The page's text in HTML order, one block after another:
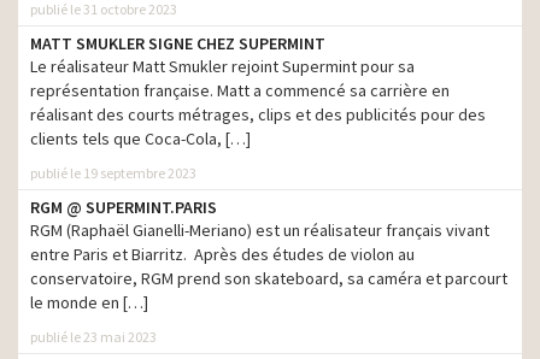
Extra
Jardiland – C’est que du
bien-être
production
Naturalia – Soyez libre
d’être nature
production
Citroën C4 Cactus
Renault #ZOECityBreak –
Voyagez au bout du
monde près de chez vous
production
Bultex – Les scientifiques
cachés
publié le 31 octobre 2023
MATT SMUKLER SIGNE CHEZ SUPERMINT
Le réalisateur Matt Smukler rejoint Supermint pour sa
représentation française. Matt a commencé sa carrière en
réalisant des courts métrages, clips et des publicités pour des
clients tels que Coca-Cola, […]
publié le 19 septembre 2023
RGM @ SUPERMINT.PARIS
RGM (Raphaël Gianelli-Meriano) est un réalisateur français vivant
entre Paris et Biarritz. Après des études de violon au
conservatoire, RGM prend son skateboard, sa caméra et parcourt
le monde en […]
publié le 23 mai 2023